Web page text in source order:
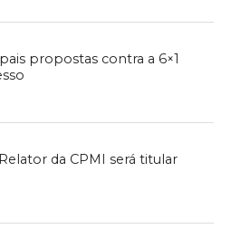
propostas contra a 6×1
da CPMI será titular